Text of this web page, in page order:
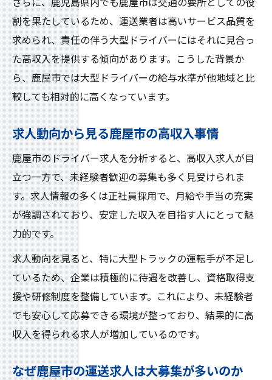
さらに、鹿児島県内でも鹿屋市は交通の要所としての役
割を果たしているため、運送業者は高いサービス品質を
求められ、責任の伴う大型ドライバーにはそれに見合っ
た高収入を提供する傾向があります。こうした背景か
ら、鹿屋市では大型ドライバーの給与水準が他地域と比
較しても相対的に高くなっています。
求人動向から見る鹿屋市の高収入事情
鹿屋市のドライバー求人を分析すると、高収入求人が目
立つ一方で、未経験者歓迎の募集も多く見受けられま
す。求人情報の多くは正社員採用で、月給や手当の充実
が強調されており、安定した収入を目指す人にとって魅
力的です。
求人動向を見ると、特に大型トラックの運転手が不足し
ているため、企業は積極的に待遇を改善し、資格取得支
援や研修制度を整備しています。これにより、未経験者
でも安心して応募できる環境が整っており、結果的に高
収入を得られる求人が増加しているのです。
なぜ鹿屋市の運送求人は大募集が多いのか